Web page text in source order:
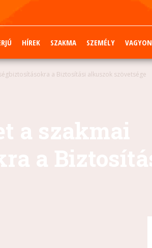
HÍREK SZAKMA SZEMÉLY VAGYON
a Biztosítási alkuszok szövetsége